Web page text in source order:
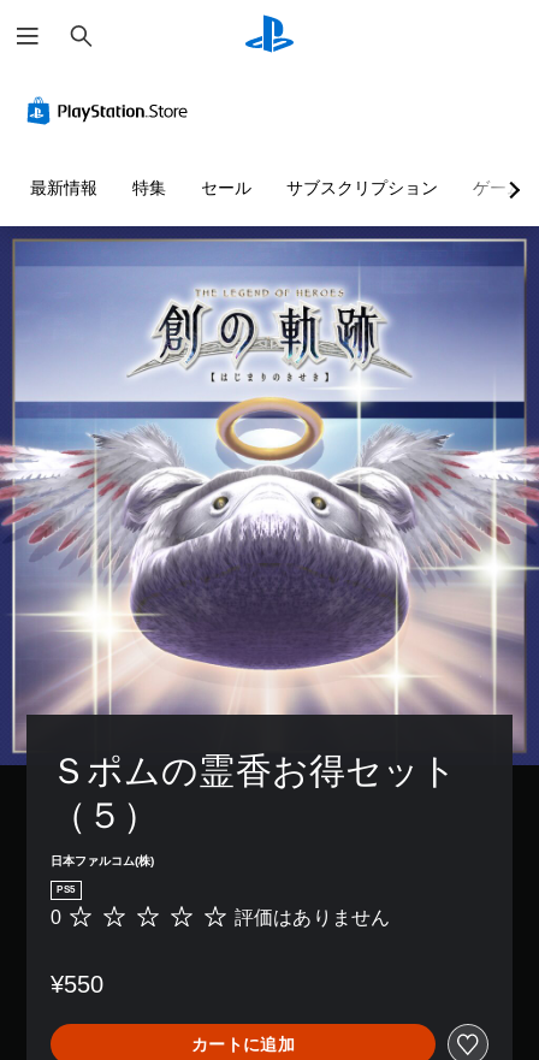
索
最新情報 特集 セール サブスクリプション ゲーム
Ｓポムの霊香お得セット
（５）
日本ファルコム(株)
PS5
評
あ
ま
せ
0 評価はありません
¥550
カートに追加